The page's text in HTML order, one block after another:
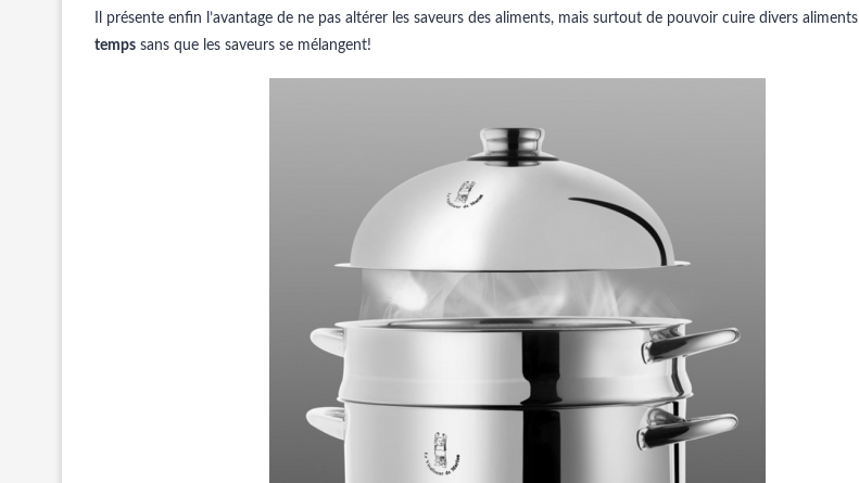
Il présente enfin l’avantage de ne pas altérer les saveurs des aliments, mais surtout de pouvoir cuire divers aliments
temps sans que les saveurs se mélangent!